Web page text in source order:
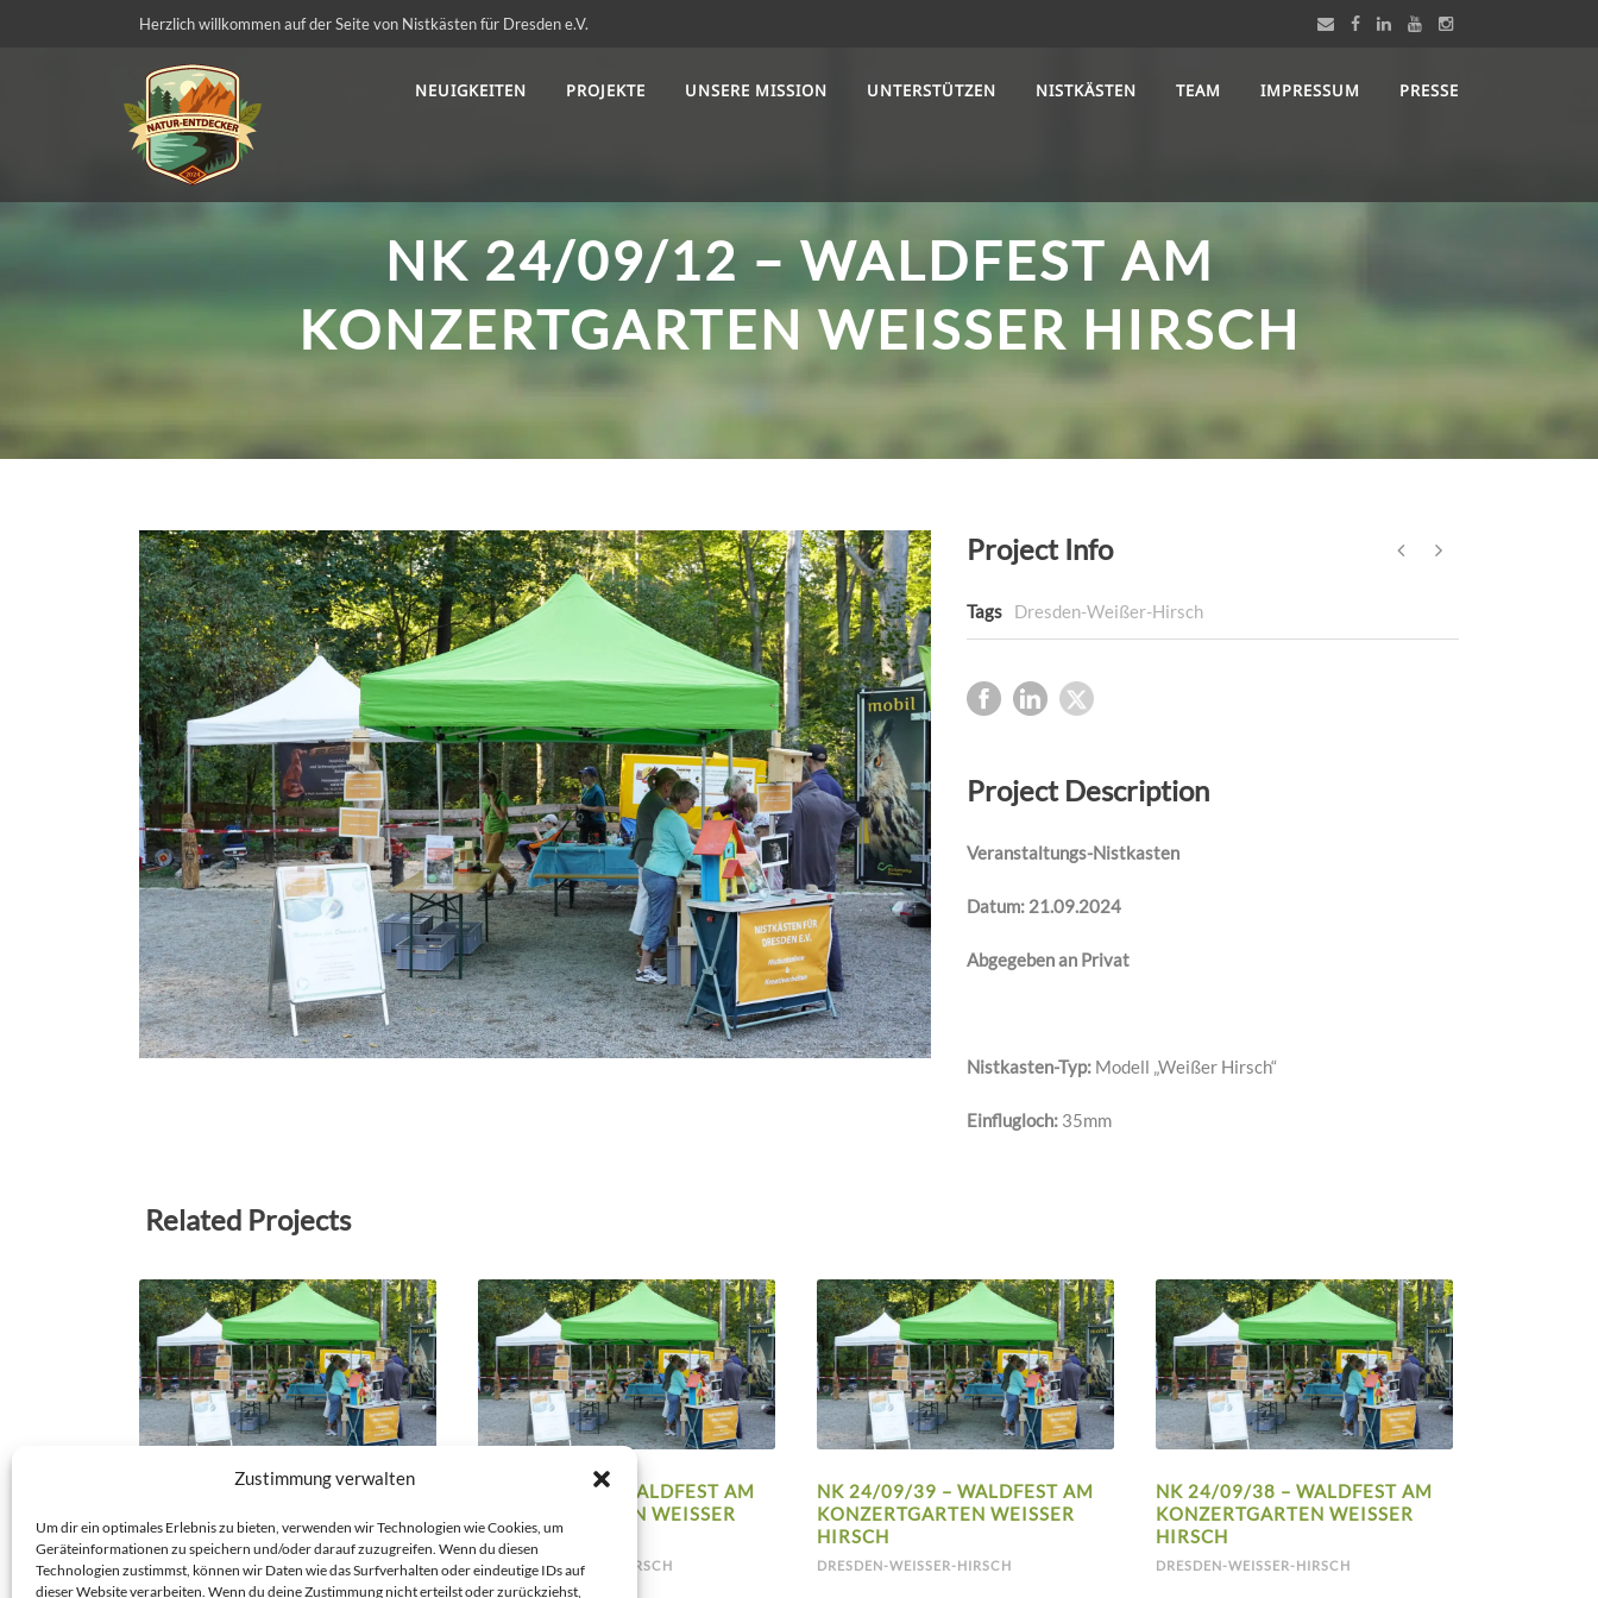
Zustimmung verwalten
Um dir ein optimales Erlebnis zu bieten, verwenden wir Technologien wie Cookies, um
Geräteinformationen zu speichern und/oder darauf zuzugreifen. Wenn du diesen
Technologien zustimmst, können wir Daten wie das Surfverhalten oder eindeutige IDs auf
dieser Website verarbeiten. Wenn du deine Zustimmung nicht erteilst oder zurückziehst,
Herzlich willkommen auf der Seite von Nistkästen für Dresden e.V.
NEUIGKEITEN PROJEKTE UNSERE MISSION UNTERSTÜTZEN NISTKÄSTEN TEAM IMPRESSUM PRESSE
NK 24/09/12 – WALDFEST AM
KONZERTGARTEN WEISSER HIRSCH
Project Info
Tags Dresden-Weißer-Hirsch
Project Description
Veranstaltungs-Nistkasten
Datum: 21.09.2024
Abgegeben an Privat
Nistkasten-Typ: Modell „Weißer Hirsch“
Einflugloch: 35mm
Related Projects
NK 24/09/41 – WALDFEST AM
IRSCH
DRESDEN-WEISSER-HIRSCH
NK 24/09/40 – WALDFEST AM
KONZERTGARTEN WEISSER H
IRSCH
DRESDEN-WEISSER-HIRSCH
NK 24/09/39 – WALDFEST AM
KONZERTGARTEN WEISSER H
IRSCH
DRESDEN-WEISSER-HIRSCH
NK 24/09/38 – WALDFEST AM
KONZERTGARTEN WEISSER H
IRSCH
DRESDEN-WEISSER-HIRSCH